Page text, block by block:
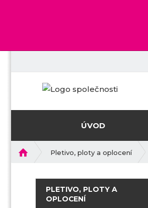
ÚVOD
Pletivo, ploty a oplocení
PLETIVO, PLOTY A
OPLOCENÍ